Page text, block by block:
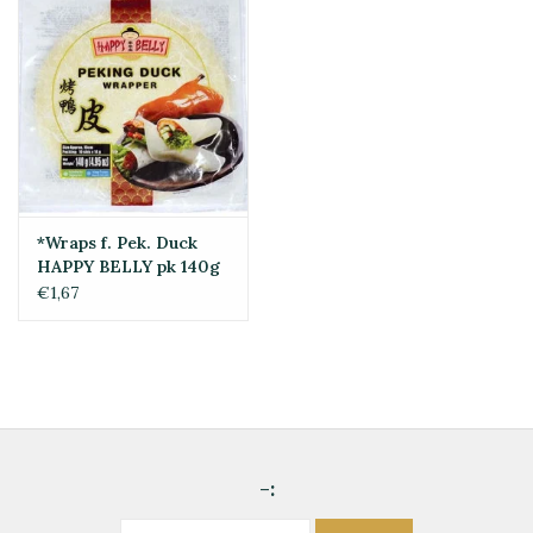
*Wraps f. Pek. Duck
HAPPY BELLY pk 140g
€1,67
-: